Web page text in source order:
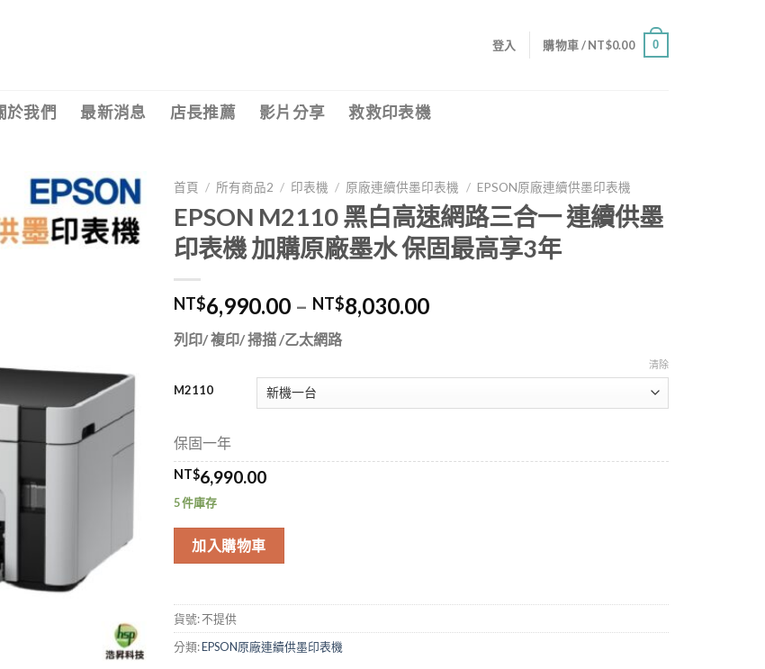
登入 購物車 /NT$0.00 0
於我們 最新消息 店長推薦 影片分享 救救印表機
首頁 / 所有商品2 / 印表機 / 原廠連續供墨印表機 / EPSON原廠連續供墨印表機
EPSON M2110 黑白高速網路三合一 連續供墨
印表機 加購原廠墨水 保固最高享3年
NT$6,990.00 – NT$8,030.00
列印/ 複印/ 掃描 /乙太網路
M2110
清除
保固一年
NT$6,990.00
5 件庫存
加入購物車
貨號:不提供
分類:EPSON原廠連續供墨印表機